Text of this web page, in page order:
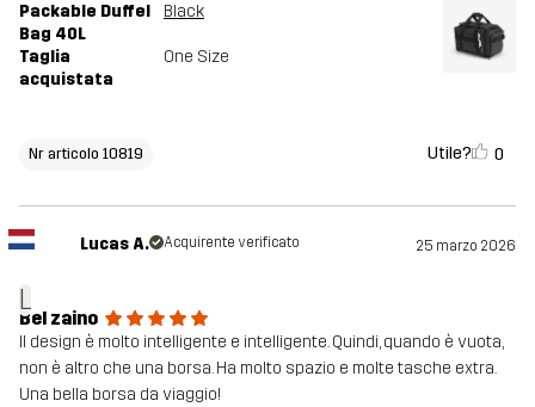
Packable Duffel
Bag 40L
Black
Taglia
acquistata
One Size
Nr articolo 10819 Utile? 0
L
Lucas A. Acquirente verificato 25 marzo 2026
Bel zaino
Il design è molto intelligente e intelligente. Quindi, quando è vuota,
non è altro che una borsa. Ha molto spazio e molte tasche extra.
Una bella borsa da viaggio!